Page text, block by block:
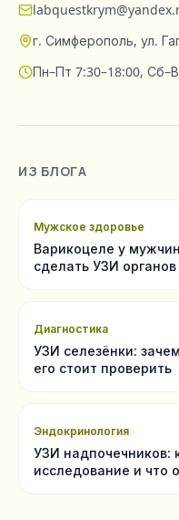
г. Симферополь, ул.
Пн–Пт 7:30–18:00,
ИЗ БЛОГА
Мужское здоровье
Варикоцеле у
сделать УЗИ
Диагностика
УЗИ селезёнки:
его стоит проверить
Эндокринология
УЗИ надпочечников:
исследование и что